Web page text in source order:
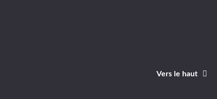
Vers le haut